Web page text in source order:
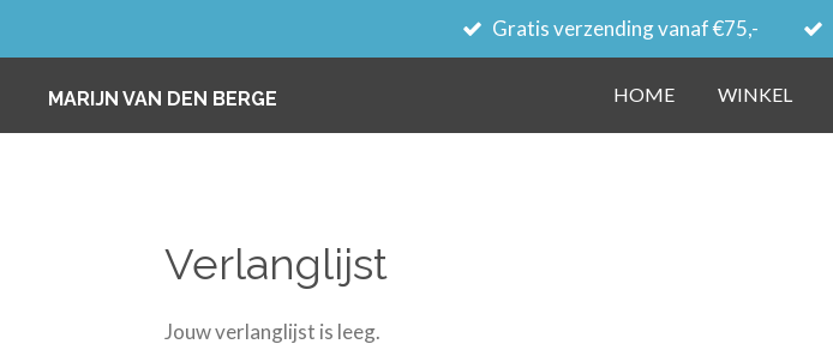
direct
naar
de
Gratis verzending vanaf €75,-
MARIJN VAN DEN BERGE HOME WINKEL
Verlanglijst
Jouw verlanglijst is leeg.